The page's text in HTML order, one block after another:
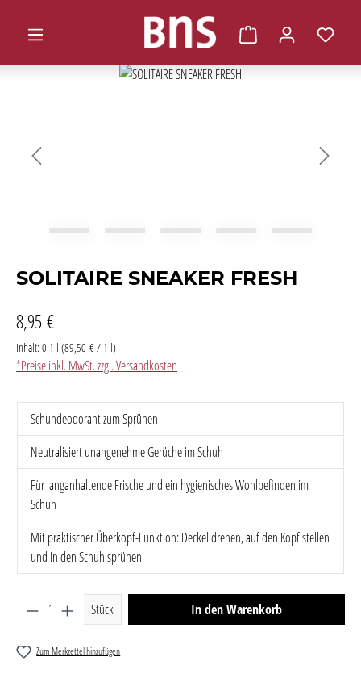
Warenkorb enthält
Bildergalerie überspringen
SOLITAIRE SNEAKER FRESH
8,95 €
Inhalt: 0.1 l (89,50 € / 1 l)
*Preise inkl. MwSt. zzgl. Versandkosten
Schuhdeodorant zum Sprühen
Neutralisiert unangenehme Gerüche im Schuh
Für langanhaltende Frische und ein hygienisches Wohlbefinden im
Schuh
Mit praktischer Überkopf-Funktion: Deckel drehen, auf den Kopf stellen
und in den Schuh sprühen
Produkt Anzahl: Gib den gewünschten Wert ein oder
Stück In den Warenkorb
Zum Merkzettel hinzufügen